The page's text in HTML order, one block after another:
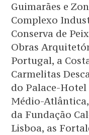
Guimarães e
Complexo
Conserva de
Obras
Portugal, a
Carmelitas
do Palace-Hotel
Médio-
da Fundação
Lisboa, as